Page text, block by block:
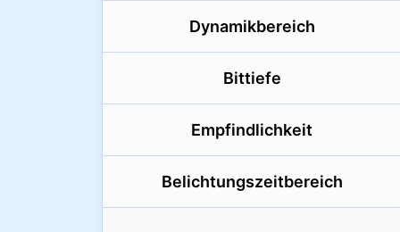
Dynamikbereich
Bittiefe
Empfindlichkeit
Belichtungszeitbereich